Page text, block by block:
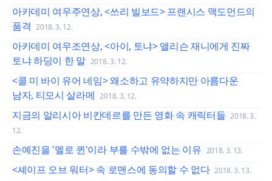
아카데미 여우주연상, <쓰리 빌보드> 프랜시스 맥도먼드의
품격 2018. 3. 12.
아카데미 여우조연상, <아이, 토냐> 앨리슨 재니에게 진짜
토냐 하딩이 한 말 2018. 3. 12.
<콜 미 바이 유어 네임> 왜소하고 유약하지만 아름다운
남자, 티모시 살라메 2018. 3. 12.
지금의 알리시아 비칸데르를 만든 영화 속 캐릭터들 2018. 3.
12.
손예진을 '멜로 퀸'이라 부를 수밖에 없는 이유 2018. 3. 13.
<셰이프 오브 워터> 속 로맨스에 동의할 수 없다 2018. 3. 13.